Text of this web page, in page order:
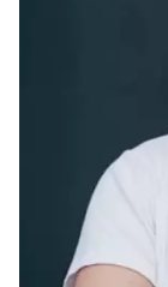
Вміє
ПРАЦЮВАВ З